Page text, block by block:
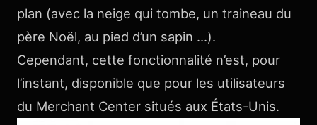
plan (avec la neige qui tombe, un traineau du
père Noël, au pied d’un sapin …).
Cependant, cette fonctionnalité n’est, pour
l’instant, disponible que pour les utilisateurs
du Merchant Center situés aux États-Unis.